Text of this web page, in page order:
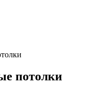
потолки